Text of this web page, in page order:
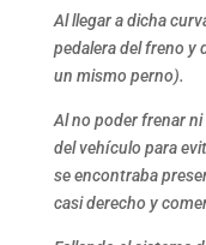
Al llegar a dicha
pedalera del freno y
un mismo perno).
Al no poder frenar
del vehículo para
se encontraba
casi derecho y